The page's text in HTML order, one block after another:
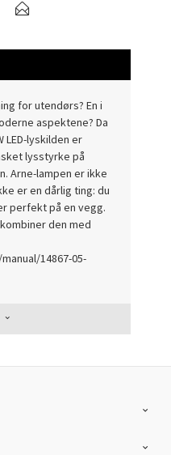
for utendørs? En i
aspektene? Da
LED-lyskilden er
lysstyrke på
Arne-lampen er ikke
er en dårlig ting: du
perfekt på en vegg.
den med
14867-05-